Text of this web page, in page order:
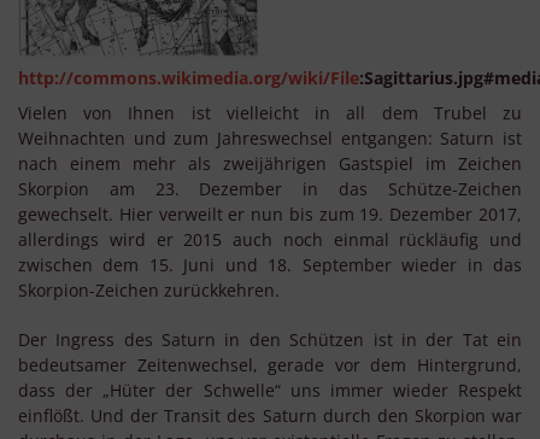
http://commons.wikimedia.org/wiki/File
Vielen von Ihnen ist vielleicht in all dem Trubel zu
Weihnachten und zum Jahreswechsel entgangen: Saturn ist
nach einem mehr als zweijährigen Gastspiel im Zeichen
Skorpion am 23. Dezember in das Schütze-Zeichen
gewechselt. Hier verweilt er nun bis zum 19. Dezember 2017,
allerdings wird er 2015 auch noch einmal rückläufig und
zwischen dem 15. Juni und 18. September wieder in das
Skorpion-Zeichen zurückkehren.
Der Ingress des Saturn in den Schützen ist in der Tat ein
bedeutsamer Zeitenwechsel, gerade vor dem Hintergrund,
dass der „Hüter der Schwelle“ uns immer wieder Respekt
einflößt. Und der Transit des Saturn durch den Skorpion war